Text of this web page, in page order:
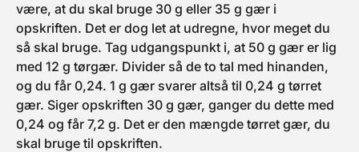
være, at du skal bruge 30 g eller 35 g gær i
opskriften. Det er dog let at udregne, hvor meget du
så skal bruge. Tag udgangspunkt i, at 50 g gær er lig
med 12 g tørgær. Divider så de to tal med hinanden,
og du får 0,24. 1 g gær svarer altså til 0,24 g tørret
gær. Siger opskriften 30 g gær, ganger du dette med
0,24 og får 7,2 g. Det er den mængde tørret gær, du
skal bruge til opskriften.